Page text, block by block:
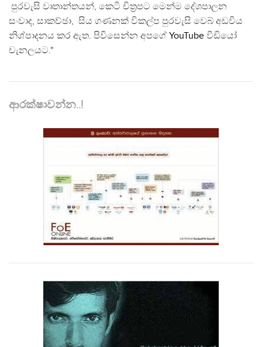
පුරවැසි වෘතාන්තයන්, කෙටි චිත්‍රපට මෙන්ම දේශපාලන
සංවාද, සාකච්ඡා, සිය ගණනක් විකල්ප පුරවැසි වෙබ් අඩවිය
නිශ්පාදනය කර ඇත. පිවිසෙන්න අපගේ YouTube වීඩියෝ
චැනලයට."
ආරක්ෂාවන්න..!